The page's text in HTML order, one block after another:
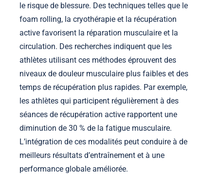
le risque de blessure. Des techniques telles que le
foam rolling, la cryothérapie et la récupération
active favorisent la réparation musculaire et la
circulation. Des recherches indiquent que les
athlètes utilisant ces méthodes éprouvent des
niveaux de douleur musculaire plus faibles et des
temps de récupération plus rapides. Par exemple,
les athlètes qui participent régulièrement à des
séances de récupération active rapportent une
diminution de 30 % de la fatigue musculaire.
L’intégration de ces modalités peut conduire à de
meilleurs résultats d’entraînement et à une
performance globale améliorée.